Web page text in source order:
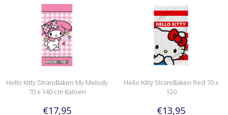
Hello Kitty Strandlaken My Melody
70 x 140 cm Katoen
€17,95
Hello Kitty Strandlaken Red 70 x
120
€13,95